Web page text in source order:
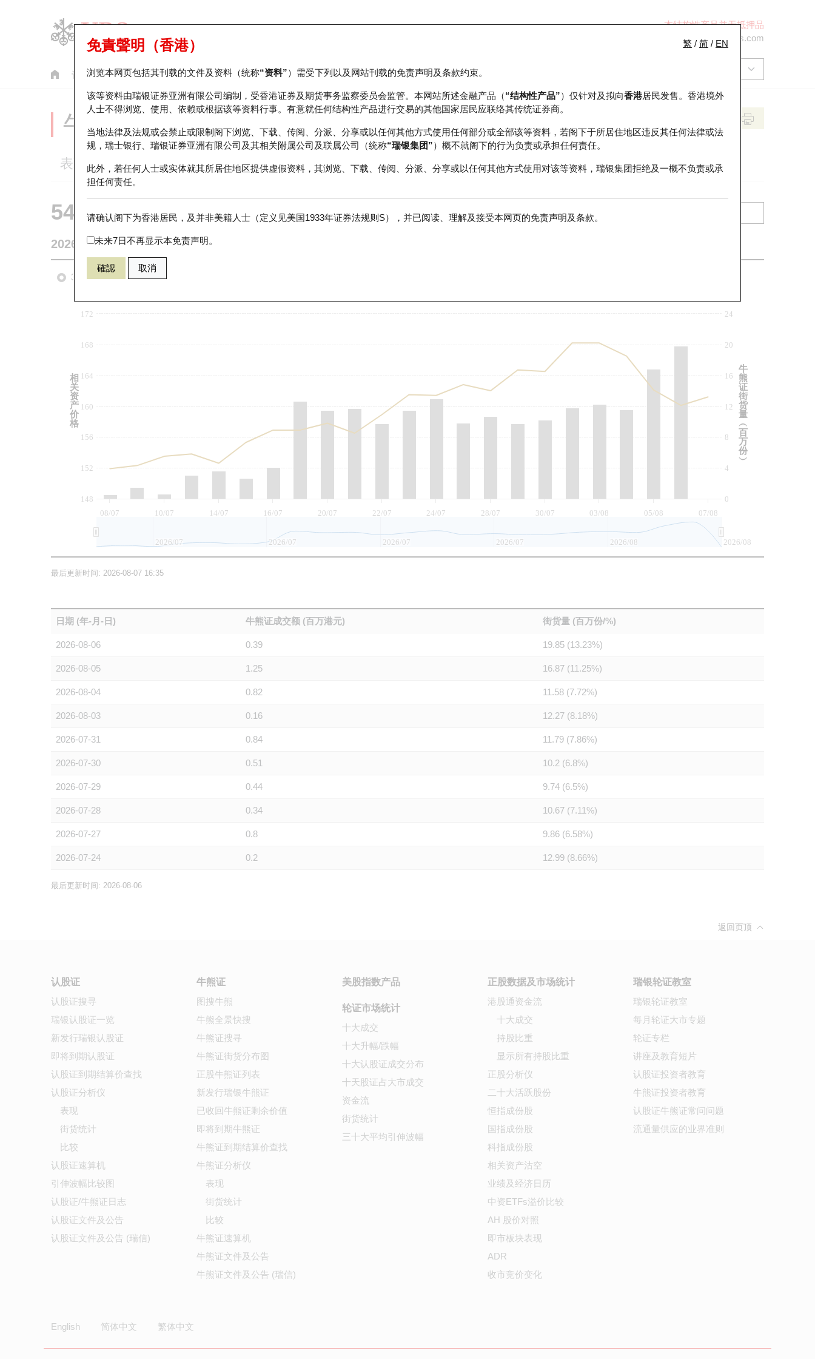
本结构性产品并无抵押品
ol-hkwarrants@ubs.com
认股证 牛熊证 美股指数产品 轮证市场统计 正股数据及市场统计 瑞银轮证教室
繁 / 简 / EN
免責聲明（香港）
浏览本网页包括其刊载的文件及资料（统称“资料”）需受下列以及网站刊载的免责声明及条款约束。
该等资料由瑞银证券亚洲有限公司编制，受香港证券及期货事务监察委员会监管。本网站所述金融产品（“结构性产品”）仅针对及拟向香港居民发售。香港境外
人士不得浏览、使用、依赖或根据该等资料行事。有意就任何结构性产品进行交易的其他国家居民应联络其传统证券商。
当地法律及法规或会禁止或限制阁下浏览、下载、传阅、分派、分享或以任何其他方式使用任何部分或全部该等资料，若阁下于所居住地区违反其任何法律或法
规，瑞士银行、瑞银证券亚洲有限公司及其相关附属公司及联属公司（统称“瑞银集团”）概不就阁下的行为负责或承担任何责任。
此外，若任何人士或实体就其所居住地区提供虚假资料，其浏览、下载、传阅、分派、分享或以任何其他方式使用对该等资料，瑞银集团拒绝及一概不负责或承
担任何责任。
请确认阁下为香港居民，及并非美籍人士（定义见美国1933年证券法规则S），并已阅读、理解及接受本网页的免责声明及条款。
未来7日不再显示本免责声明。
確認 取消
牛熊证分析仪
表现 街货统计 比较
54583 瑞银牛证 0005 汇丰控股
2026-08-07 相关资产价格161.2
3个月 6个月
08/07 14/07 16/07 20/07 22/07 28/07 30/07 03/08 05/08 07/08
10/07 24/07
0
4
8
12
16
20
24
148
152
156
160
164
168
172
2026/07 2026/07 2026/07 2026/07 2026/08 2026/08
牛
熊
证
街
货
量
︵
百
万
份
︶
相
关
资
产
价
格
最后更新时间: 2026-08-07 16:35
日期 (年-月-日) 牛熊证成交额 (百万港元) 街货量 (百万份/%)
2026-08-06 0.39 19.85 (13.23%)
2026-08-05 1.25 16.87 (11.25%)
2026-08-04 0.82 11.58 (7.72%)
2026-08-03 0.16 12.27 (8.18%)
2026-07-31 0.84 11.79 (7.86%)
2026-07-30 0.51 10.2 (6.8%)
2026-07-29 0.44 9.74 (6.5%)
2026-07-28 0.34 10.67 (7.11%)
2026-07-27 0.8 9.86 (6.58%)
2026-07-24 0.2 12.99 (8.66%)
最后更新时间: 2026-08-06
返回页顶
认股证
认股证搜寻
瑞银认股证一览
新发行瑞银认股证
即将到期认股证
认股证到期结算价查找
认股证分析仪
表现
街货统计
比较
认股证速算机
引伸波幅比较图
认股证/牛熊证日志
认股证文件及公告
认股证文件及公告 (瑞信)
牛熊证
图搜牛熊
牛熊全景快搜
牛熊证搜寻
牛熊证街货分布图
正股牛熊证列表
新发行瑞银牛熊证
已收回牛熊证剩余价值
即将到期牛熊证
牛熊证到期结算价查找
牛熊证分析仪
表现
街货统计
比较
牛熊证速算机
牛熊证文件及公告
牛熊证文件及公告 (瑞信)
美股指数产品
轮证市场统计
十大成交
十大升幅/跌幅
十大认股证成交分布
十天股证占大市成交
资金流
街货统计
三十大平均引伸波幅
正股数据及市场统计
港股通资金流
十大成交
持股比重
显示所有持股比重
正股分析仪
二十大活跃股份
恒指成份股
国指成份股
科指成份股
相关资产沽空
业绩及经济日历
中资ETFs溢价比较
AH 股价对照
即市板块表现
ADR
收市竞价变化
瑞银轮证教室
瑞银轮证教室
每月轮证大市专题
轮证专栏
讲座及教育短片
认股证投资者教育
牛熊证投资者教育
认股证牛熊证常问问题
流通量供应的业界准则
English 简体中文 繁体中文